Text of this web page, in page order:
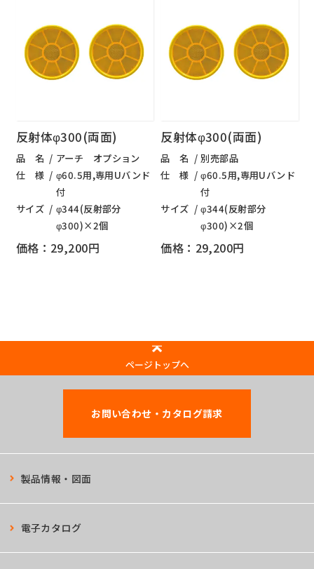
反射体φ300(両面)
品 名
アーチ オプション
仕 様
φ60.5用,専用Uバンド
付
サイズ
φ344(反射部分
φ300)×2個
価格：29,200円
反射体φ300(両面)
品 名
別売部品
仕 様
φ60.5用,専用Uバンド
付
サイズ
φ344(反射部分
φ300)×2個
価格：29,200円
ページトップへ
製品情報・図面
電子カタログ
お問い合わせ・カタログ請求